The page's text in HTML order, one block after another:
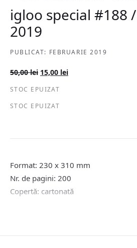
igloo special #188
2019
PUBLICAT: FEBRUARIE 2019
50,00lei Prețul
a
50,00 lei.
15,00 leiPrețul
STOC EPUIZAT
STOC EPUIZAT
Format: 230 x 310 mm
Nr. de pagini: 200
Copertă: cartonată